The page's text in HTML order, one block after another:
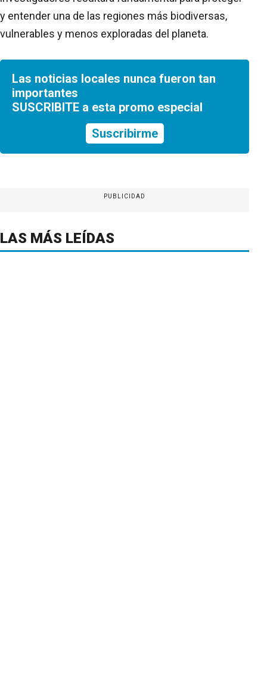
y entender una de las regiones más biodiversas,
vulnerables y menos exploradas del planeta.
Las noticias locales nunca fueron tan
importantes
SUSCRIBITE a esta promo especial
Suscribirme
PUBLICIDAD
LAS MÁS LEÍDAS